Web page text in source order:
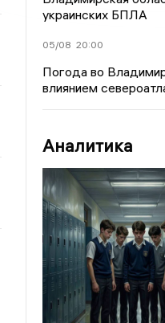
украинских БПЛА
05/08 20:00
Погода во
влиянием
Аналитика